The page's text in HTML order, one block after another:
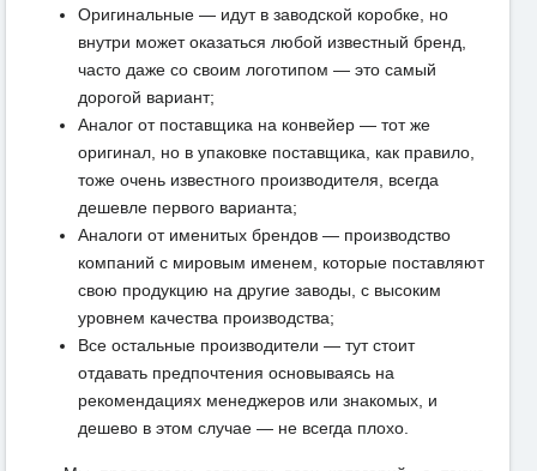
Оригинальные — идут в заводской коробке, но
внутри может оказаться любой известный бренд,
часто даже со своим логотипом — это самый
дорогой вариант;
Аналог от поставщика на конвейер — тот же
оригинал, но в упаковке поставщика, как правило,
тоже очень известного производителя, всегда
дешевле первого варианта;
Аналоги от именитых брендов — производство
компаний с мировым именем, которые поставляют
свою продукцию на другие заводы, с высоким
уровнем качества производства;
Все остальные производители — тут стоит
отдавать предпочтения основываясь на
рекомендациях менеджеров или знакомых, и
дешево в этом случае — не всегда плохо.